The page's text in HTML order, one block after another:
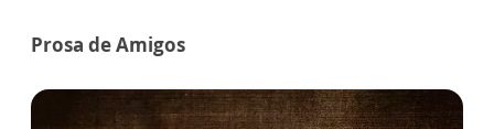
Prosa de Amigos